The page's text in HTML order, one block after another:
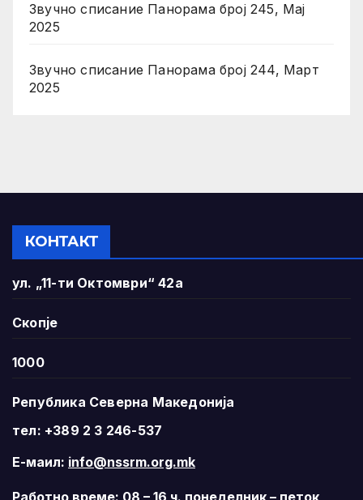
Звучно списание Панорама број 245, Мај
2025
Звучно списание Панорама број 244, Март
2025
КОНТАКТ
ул. „11-ти Октомври“ 42а
Скопје
1000
Република Северна Македонија
тел: +389 2 3 246-537
Е-маил: info@nssrm.org.mk
Работно време: 08 – 16 ч. понеделник – петок